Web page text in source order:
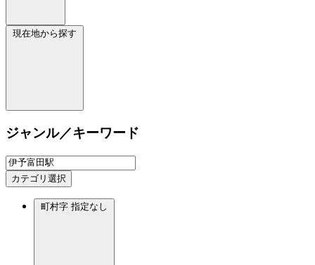
現在地から探す
ジャンル／キーワード
カテゴリ選択
町村字 指定なし